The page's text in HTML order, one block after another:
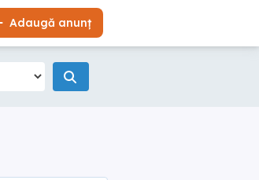
Adaugă anunț